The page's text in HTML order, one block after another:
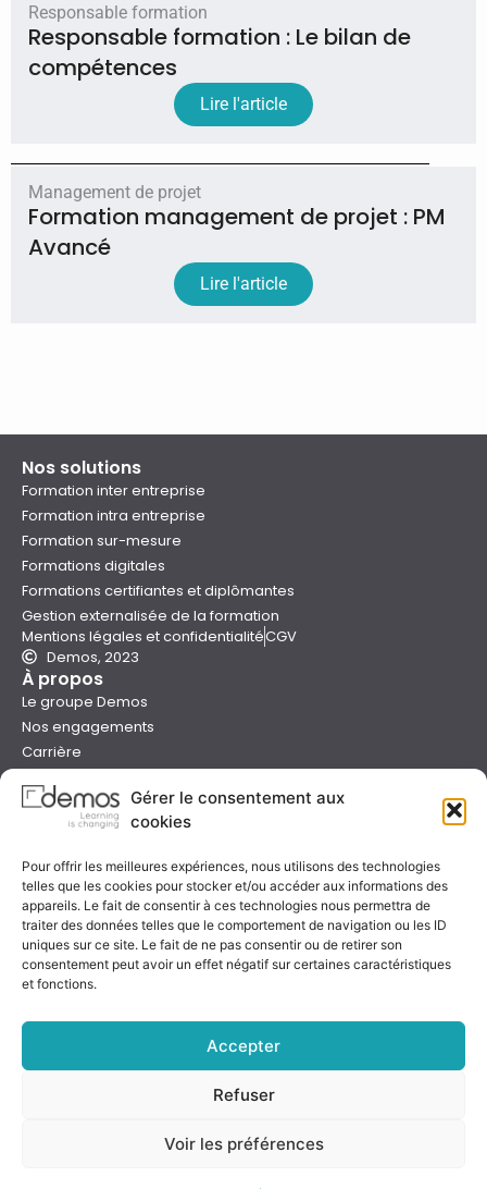
Gérer le consentement aux
cookies
Pour offrir les meilleures expériences, nous utilisons des technologies
telles que les cookies pour stocker et/ou accéder aux informations des
appareils. Le fait de consentir à ces technologies nous permettra de
traiter des données telles que le comportement de navigation ou les ID
uniques sur ce site. Le fait de ne pas consentir ou de retirer son
consentement peut avoir un effet négatif sur certaines caractéristiques
et fonctions.
Accepter
Refuser
Voir les préférences
Responsable formation
Responsable formation : Le bilan de
compétences
Lire l'article
Management de projet
Formation management de projet : PM
Avancé
Lire l'article
Nos solutions
Formation inter entreprise
Formation intra entreprise
Formation sur-mesure
Formations digitales
Formations certifiantes et diplômantes
Gestion externalisée de la formation
Mentions légales et confidentialitéCGV
Demos, 2023
À propos
Le groupe Demos
Nos engagements
Carrière
Presse
Catalogues
Aide
Nous contacter
Nous trouver
Préparer sa formation
Sessions garanties
Qualité & certification